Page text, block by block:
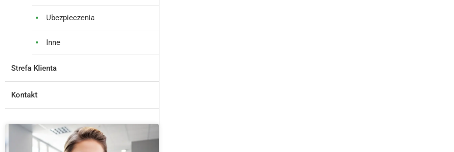
Ubezpieczenia
Inne
Strefa Klienta
Kontakt